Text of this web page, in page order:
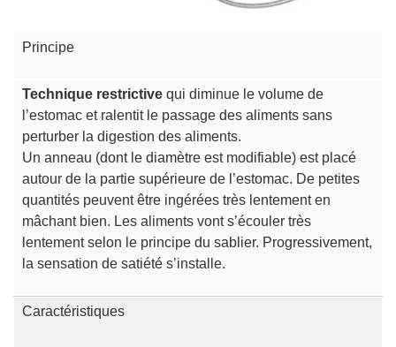
Principe
Technique restrictive qui diminue le volume de
l’estomac et ralentit le passage des aliments sans
perturber la digestion des aliments.
Un anneau (dont le diamètre est modifiable) est placé
autour de la partie supérieure de l’estomac. De petites
quantités peuvent être ingérées très lentement en
mâchant bien. Les aliments vont s’écouler très
lentement selon le principe du sablier. Progressivement,
la sensation de satiété s’installe.
Caractéristiques